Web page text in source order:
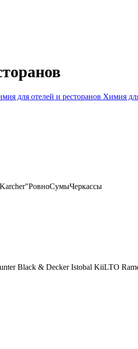
для отелей и ресторанов Химия
РовноСумыЧеркассы
Black & Decker Istobal KiiLTO